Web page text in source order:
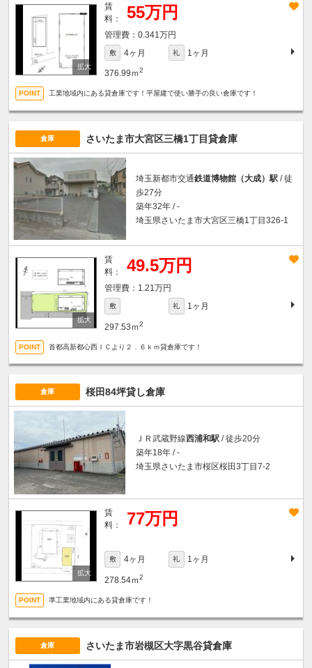
賃
料：
55万円
0.341万円
敷 4ヶ月 礼 1ヶ月
376.99ｍ2
工業地域内にある貸倉庫です！平屋建で使い勝手の良い倉庫です！
倉庫 さいたま市大宮区三橋1丁目貸倉庫
埼玉新都市交通鉄道博物館（大成）駅 / 徒
歩27分
築年32年 / -
埼玉県さいたま市大宮区三橋1丁目326-1
賃
料：
49.5万円
1.21万円
敷 礼 1ヶ月
297.53ｍ2
首都高新都心西ＩＣより２．６ｋｍ貸倉庫です！
倉庫 桜田84坪貸し倉庫
ＪＲ武蔵野線西浦和駅 / 徒歩20分
築年18年 / -
埼玉県さいたま市桜区桜田3丁目7-2
賃
料：
77万円
敷 4ヶ月 礼 1ヶ月
278.54ｍ2
準工業地域内にある貸倉庫です！
倉庫 さいたま市岩槻区大字黒谷貸倉庫